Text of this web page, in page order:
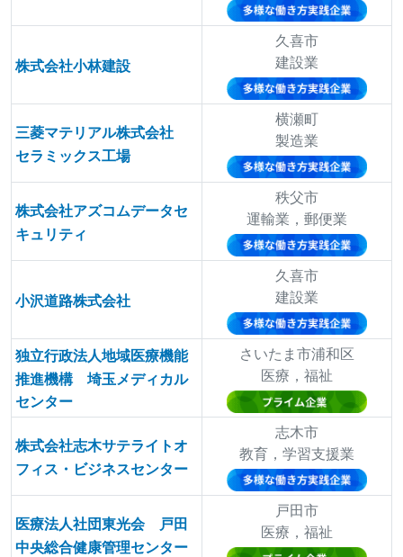
株式会社小林建設
久喜市
建設業
三菱マテリアル株式会社
セラミックス工場
横瀬町
製造業
株式会社アズコムデータセ
キュリティ
秩父市
運輸業，郵便業
小沢道路株式会社
久喜市
建設業
独立行政法人地域医療機能
推進機構 埼玉メディカル
センター
さいたま市浦和区
医療，福祉
株式会社志木サテライトオ
フィス・ビジネスセンター
志木市
教育，学習支援業
医療法人社団東光会 戸田
中央総合健康管理センター
戸田市
医療，福祉